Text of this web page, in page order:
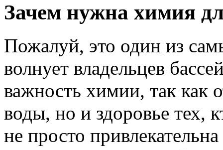
Зачем нужна химия
Пожалуй, это один из
волнует владельцев
важность химии, так как
воды, но и здоровье тех,
не просто